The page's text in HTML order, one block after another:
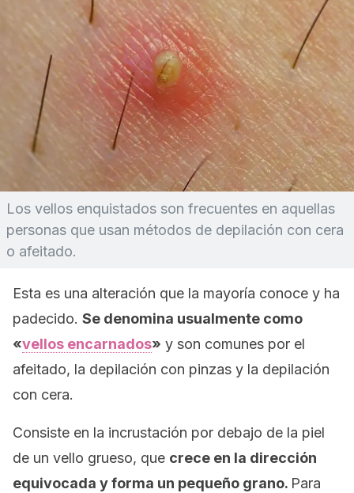
Los vellos enquistados son frecuentes en aquellas
personas que usan métodos de depilación con cera
o afeitado.
Esta es una alteración que la mayoría conoce y ha
padecido. Se denomina usualmente como
«vellos encarnados» y son comunes por el
afeitado, la depilación con pinzas y la depilación
con cera.
Consiste en la incrustación por debajo de la piel
de un vello grueso, que crece en la dirección
equivocada y forma un pequeño grano. Para